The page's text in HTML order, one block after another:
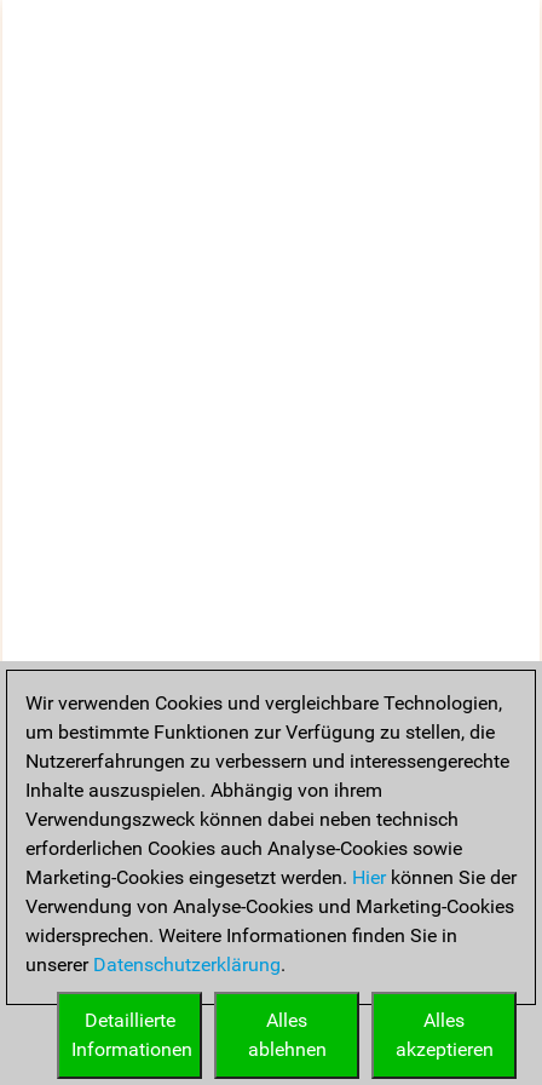
Wir verwenden Cookies und vergleichbare Technologien,
um bestimmte Funktionen zur Verfügung zu stellen, die
Nutzererfahrungen zu verbessern und interessengerechte
Inhalte auszuspielen. Abhängig von ihrem
Verwendungszweck können dabei neben technisch
erforderlichen Cookies auch Analyse-Cookies sowie
Marketing-Cookies eingesetzt werden. Hierkönnen Sie der
Verwendung von Analyse-Cookies und Marketing-Cookies
widersprechen. Weitere Informationen finden Sie in
unserer Datenschutzerklärung.
Alles
akzeptieren
Alles
ablehnen
Detaillierte
Informationen